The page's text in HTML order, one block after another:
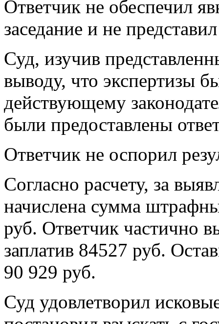
Ответчик не обеспечил
заседание и не
Суд, изучив
выводу, что экспертизы
действующему
были предоставлены
Ответчик не оспорил
Согласно расчету, за
начислена сумма
руб. Ответчик частично
заплатив 84527 руб.
90 929 руб.
Суд удовлетворил